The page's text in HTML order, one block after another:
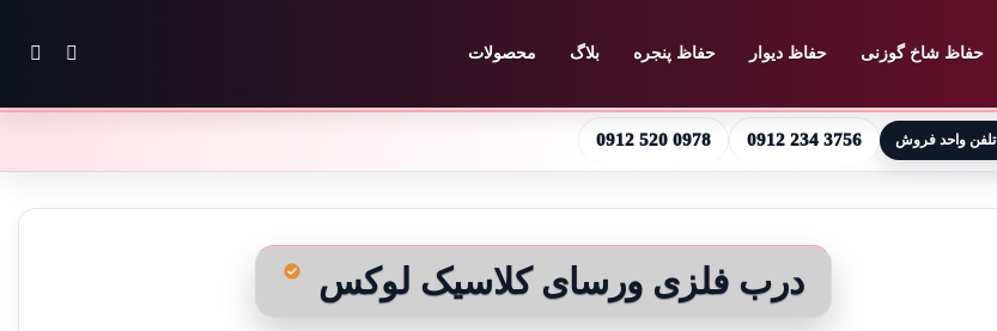
حفاظ شاخ گوزنی حفاظ دیوار حفاظ پنجره بلاگ محصولات تغییر
تلفن واحد فروش 0912 520 0978 0912 234 3756
درب فلزی ورسای کلاسیک لوکس